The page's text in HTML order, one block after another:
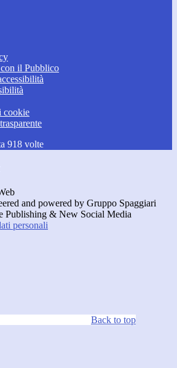
il Pubblico
cookie
918 volte
and powered by Gruppo Spaggiari
Publishing & New Social Media
personali
Back to top